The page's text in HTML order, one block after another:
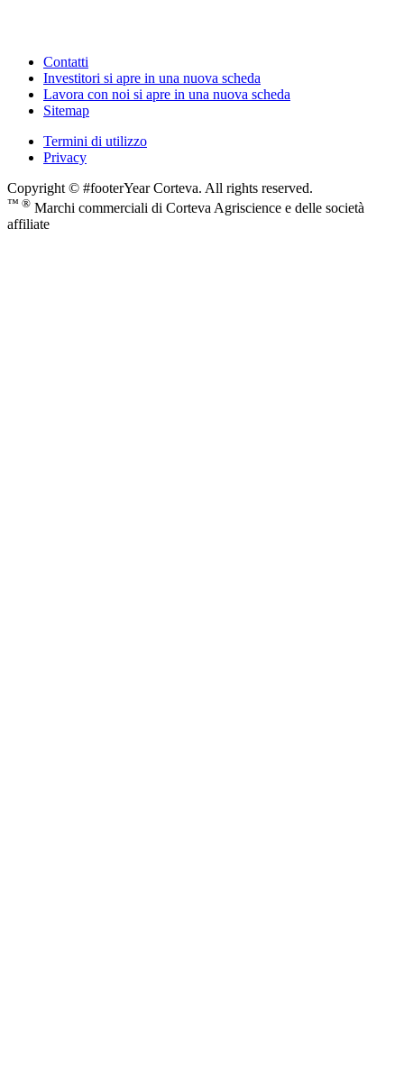
Contatti
Investitori si apre in una nuova scheda
Lavora con noi si apre in una nuova scheda
Sitemap
Termini di utilizzo
Privacy
Copyright © #footerYear Corteva. All rights reserved.
™ ® Marchi commerciali di Corteva Agriscience e delle società
affiliate